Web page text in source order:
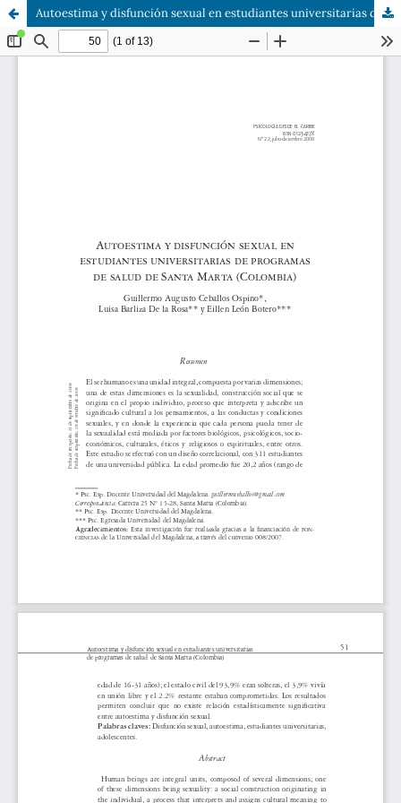
Autoestima y disfunción sexual en estudiantes universitarias de programas de salud de Santa Marta (Colombia)